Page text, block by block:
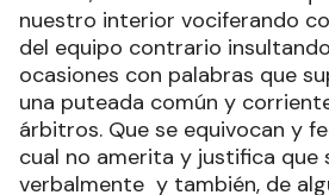
nuestro interior vociferando
del equipo contrario
ocasiones con palabras que
una puteada común y
árbitros. Que se equivocan y
cual no amerita y justifica que
verbalmente y también, de